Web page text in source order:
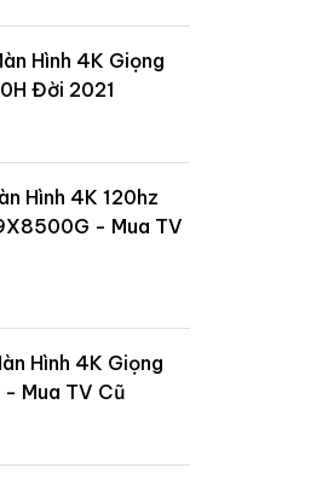
Hình 4K Giọng
Đời 2021
Hình 4K 120hz
- Mua TV
Hình 4K Giọng
Mua TV Cũ